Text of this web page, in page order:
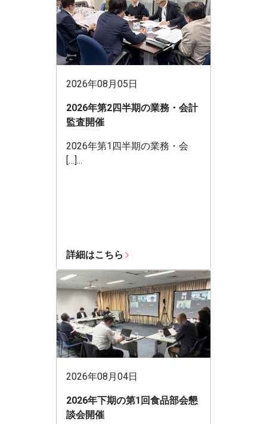
2026年08月05日
2026年第2四半期の業務・会計
監査開催
2026年第1四半期の業務・会
[…]...
詳細はこちら
2026年08月04日
2026年下期の第1回食品部会懇
談会開催